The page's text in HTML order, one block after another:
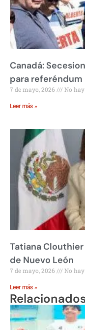
Canadá:
para referéndum
7 de mayo, 2026 No
Leer más »
Tatiana
de Nuevo León
7 de mayo, 2026 No
Leer más »